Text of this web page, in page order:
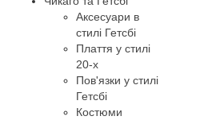
Аксесуари в
стилі Гетсбі
Плаття у стилі
20-х
Пов'язки у стилі
Гетсбі
Костюми